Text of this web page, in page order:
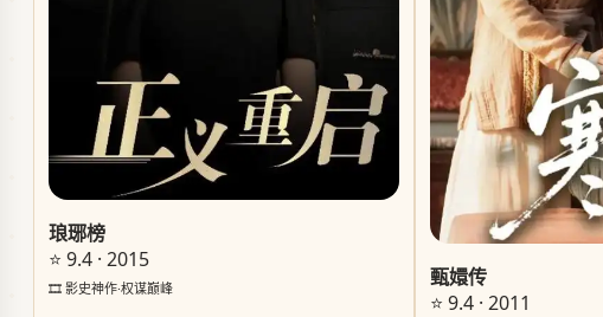
琅琊榜
⭐ 9.4 · 2015
🎞️ 影史神作·权谋巅峰
甄嬛传
⭐ 9.4 · 2011